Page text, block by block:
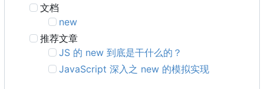
文档
new
推荐文章
JS 的 new 到底是干什么的？
JavaScript 深入之 new 的模拟实现